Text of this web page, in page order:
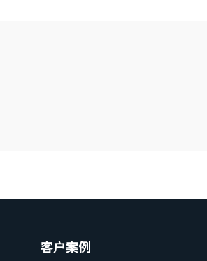
客户案例